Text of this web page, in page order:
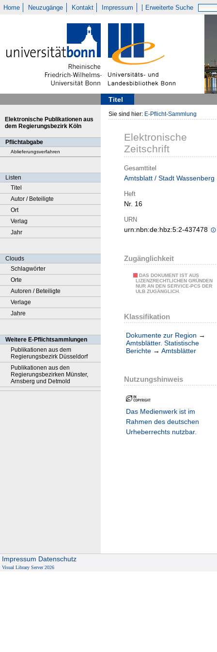
Home Neuzugänge Kontakt Impressum Erweiterte Suche
Titel
Elektronische Publikationen aus
dem Regierungsbezirk Köln
Pflichtabgabe
Ablieferungsverfahren
Listen
Titel
Autor / Beteiligte
Ort
Verlag
Jahr
Clouds
Schlagwörter
Orte
Autoren / Beteiligte
Verlage
Jahre
Weitere E-Pflichtsammlungen
Publikationen aus dem
Regierungsbezirk Düsseldorf
Publikationen aus den
Regierungsbezirken Münster,
Arnsberg und Detmold
Sie sind hier: E-Pflicht-Sammlung
Elektronische
Zeitschrift
Gesamttitel
Amtsblatt / Stadt Wassenberg
Heft
Nr. 16
URN
urn:nbn:de:hbz:5:2-437478
Zugänglichkeit
DAS DOKUMENT IST AUS
LIZENZRECHTLICHEN GRÜNDEN
NUR AN DEN SERVICE-PCS DER
ULB ZUGÄNGLICH.
Klassifikation
Dokumente zur Region →
Amtsblätter. Statistische
Berichte → Amtsblätter
Nutzungshinweis
Das Medienwerk ist im
Rahmen des deutschen
Urheberrechts nutzbar.
Impressum Datenschutz
Visual Library Server 2026